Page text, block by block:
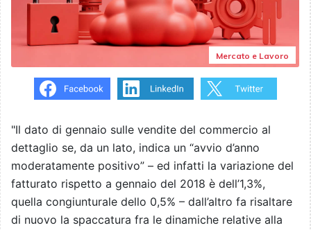
Mercato e Lavoro
"Il dato di gennaio sulle vendite del commercio al
dettaglio se, da un lato, indica un “avvio d’anno
moderatamente positivo” – ed infatti la variazione del
fatturato rispetto a gennaio del 2018 è dell’1,3%,
quella congiunturale dello 0,5% – dall’altro fa risaltare
di nuovo la spaccatura fra le dinamiche relative alla